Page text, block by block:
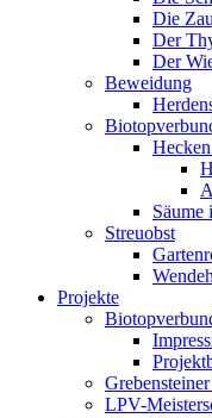
Die
Der
Der
Beweidung
Säume
Streuobst
Projekte
LPV-